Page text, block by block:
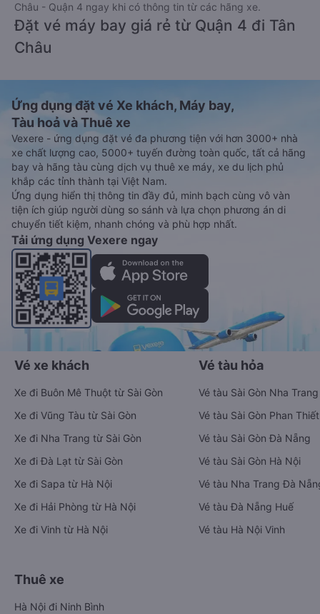
Châu - Quận 4 ngay khi có thông tin từ các hãng xe.
Đặt vé máy bay giá rẻ từ Quận 4 đi Tân
Châu
Ứng dụng đặt vé Xe khách, Máy bay,
Tàu hoả và Thuê xe
Vexere - ứng dụng đặt vé đa phương tiện với hơn 3000+ nhà
xe chất lượng cao, 5000+ tuyến đường toàn quốc, tất cả hãng
bay và hãng tàu cùng dịch vụ thuê xe máy, xe du lịch phủ
khắp các tỉnh thành tại Việt Nam.
Ứng dụng hiển thị thông tin đầy đủ, minh bạch cùng vô vàn
tiện ích giúp người dùng so sánh và lựa chọn phương án di
chuyển tiết kiệm, nhanh chóng và phù hợp nhất.
Tải ứng dụng Vexere ngay
Vé xe khách
Xe đi Buôn Mê Thuột từ Sài Gòn
Xe đi Vũng Tàu từ Sài Gòn
Xe đi Nha Trang từ Sài Gòn
Xe đi Đà Lạt từ Sài Gòn
Xe đi Sapa từ Hà Nội
Xe đi Hải Phòng từ Hà Nội
Xe đi Vinh từ Hà Nội
Vé tàu hỏa
Vé tàu Sài Gòn Nha Trang
Vé tàu Sài Gòn Phan Thiết
Vé tàu Sài Gòn Đà Nẵng
Vé tàu Sài Gòn Hà Nội
Vé tàu Nha Trang Đà
Vé tàu Đà Nẵng Huế
Vé tàu Hà Nội Vinh
Thuê xe
Hà Nội đi Ninh Bình